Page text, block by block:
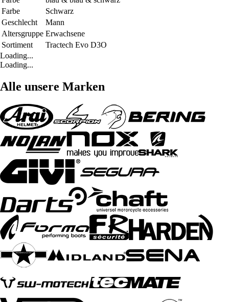
Farbe
Schwarz
Geschlecht
Mann
Altersgruppe Erwachsene
Sortiment
Tractech Evo D3O
Loading...
Loading...
Alle unsere Marken